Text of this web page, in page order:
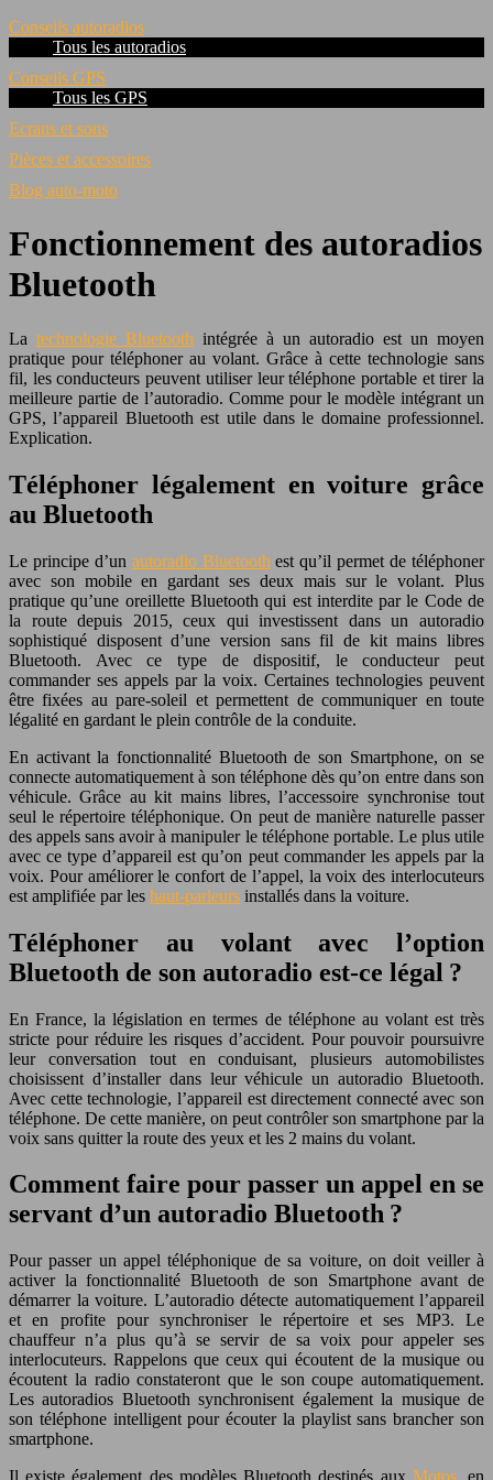
Conseils autoradios
Tous les autoradios
Conseils GPS
Tous les GPS
Ecrans et sons
Pièces et accessoires
Blog auto-moto
Fonctionnement des autoradios
Bluetooth
La technologie Bluetooth intégrée à un autoradio est un moyen
pratique pour téléphoner au volant. Grâce à cette technologie sans
fil, les conducteurs peuvent utiliser leur téléphone portable et tirer la
meilleure partie de l’autoradio. Comme pour le modèle intégrant un
GPS, l’appareil Bluetooth est utile dans le domaine professionnel.
Explication.
Téléphoner légalement en voiture grâce
au Bluetooth
Le principe d’un autoradio Bluetooth est qu’il permet de téléphoner
avec son mobile en gardant ses deux mais sur le volant. Plus
pratique qu’une oreillette Bluetooth qui est interdite par le Code de
la route depuis 2015, ceux qui investissent dans un autoradio
sophistiqué disposent d’une version sans fil de kit mains libres
Bluetooth. Avec ce type de dispositif, le conducteur peut
commander ses appels par la voix. Certaines technologies peuvent
être fixées au pare-soleil et permettent de communiquer en toute
légalité en gardant le plein contrôle de la conduite.
En activant la fonctionnalité Bluetooth de son Smartphone, on se
connecte automatiquement à son téléphone dès qu’on entre dans son
véhicule. Grâce au kit mains libres, l’accessoire synchronise tout
seul le répertoire téléphonique. On peut de manière naturelle passer
des appels sans avoir à manipuler le téléphone portable. Le plus utile
avec ce type d’appareil est qu’on peut commander les appels par la
voix. Pour améliorer le confort de l’appel, la voix des interlocuteurs
est amplifiée par les haut-parleurs installés dans la voiture.
Téléphoner au volant avec l’option
Bluetooth de son autoradio est-ce légal ?
En France, la législation en termes de téléphone au volant est très
stricte pour réduire les risques d’accident. Pour pouvoir poursuivre
leur conversation tout en conduisant, plusieurs automobilistes
choisissent d’installer dans leur véhicule un autoradio Bluetooth.
Avec cette technologie, l’appareil est directement connecté avec son
téléphone. De cette manière, on peut contrôler son smartphone par la
voix sans quitter la route des yeux et les 2 mains du volant.
Comment faire pour passer un appel en se
servant d’un autoradio Bluetooth ?
Pour passer un appel téléphonique de sa voiture, on doit veiller à
activer la fonctionnalité Bluetooth de son Smartphone avant de
démarrer la voiture. L’autoradio détecte automatiquement l’appareil
et en profite pour synchroniser le répertoire et ses MP3. Le
chauffeur n’a plus qu’à se servir de sa voix pour appeler ses
interlocuteurs. Rappelons que ceux qui écoutent de la musique ou
écoutent la radio constateront que le son coupe automatiquement.
Les autoradios Bluetooth synchronisent également la musique de
son téléphone intelligent pour écouter la playlist sans brancher son
smartphone.